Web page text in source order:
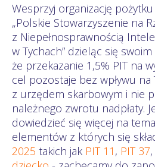
Wesprzyj organizację
„Polskie Stowarzyszenie na
z Niepełnosprawnością
w Tychach” dzieląc się
że przekazanie 1,5% PIT na
cel pozostaje bez wpływu
z urzędem skarbowym i nie
należnego zwrotu nadpłaty.
dowiedzieć się więcej na
elementów z których się
2025 takich jak PIT 11 , PIT 37,